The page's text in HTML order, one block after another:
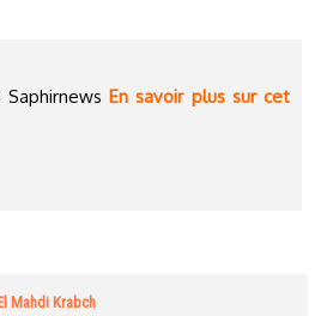
SaphirnewsEn savoir plus sur cet
Mahdi Krabch